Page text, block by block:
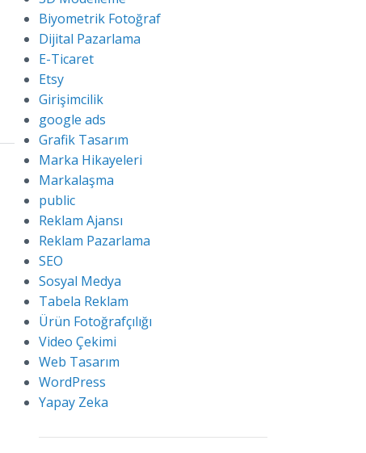
Biyometrik Fotoğraf
Dijital Pazarlama
E-Ticaret
Etsy
Girişimcilik
google ads
Grafik Tasarım
Marka Hikayeleri
Markalaşma
public
Reklam Ajansı
Reklam Pazarlama
SEO
Sosyal Medya
Tabela Reklam
Ürün Fotoğrafçılığı
Video Çekimi
Web Tasarım
WordPress
Yapay Zeka